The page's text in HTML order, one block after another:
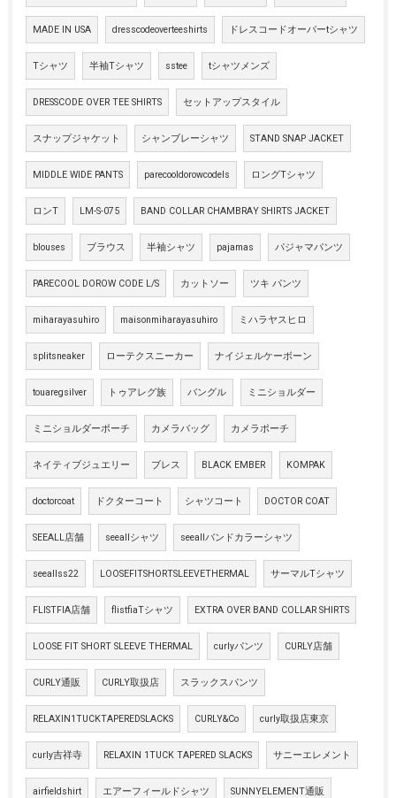
MADE IN USA dresscodeoverteeshirts ドレスコードオーバーtシャツ
Tシャツ 半袖Tシャツ sstee tシャツメンズ
DRESSCODE OVER TEE SHIRTS セットアップスタイル
スナップジャケット シャンブレーシャツ STAND SNAP JACKET
MIDDLE WIDE PANTS parecooldorowcodels ロングTシャツ
ロンT LM-S-075 BAND COLLAR CHAMBRAY SHIRTS JACKET
blouses ブラウス 半袖シャツ pajamas パジャマパンツ
PARECOOL DOROW CODE L/S カットソー ツキ パンツ
miharayasuhiro maisonmiharayasuhiro ミハラヤスヒロ
splitsneaker ローテクスニーカー ナイジェルケーボーン
touaregsilver トゥアレグ族 バングル ミニショルダー
ミニショルダーポーチ カメラバッグ カメラポーチ
ネイティブジュエリー ブレス BLACK EMBER KOMPAK
doctorcoat ドクターコート シャツコート DOCTOR COAT
SEEALL店舗 seeallシャツ seeallバンドカラーシャツ
seeallss22 LOOSEFITSHORTSLEEVETHERMAL サーマルTシャツ
FLISTFIA店舗 flistfiaTシャツ EXTRA OVER BAND COLLAR SHIRTS
LOOSE FIT SHORT SLEEVE THERMAL curlyパンツ CURLY店舗
CURLY通販 CURLY取扱店 スラックスパンツ
RELAXIN1TUCKTAPEREDSLACKS CURLY&Co curly取扱店東京
curly吉祥寺 RELAXIN 1TUCK TAPERED SLACKS サニーエレメント
airfieldshirt エアーフィールドシャツ SUNNYELEMENT通販